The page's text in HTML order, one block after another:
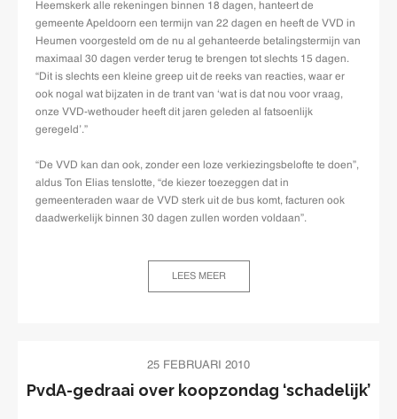
Heemskerk alle rekeningen binnen 18 dagen, hanteert de
gemeente Apeldoorn een termijn van 22 dagen en heeft de VVD in
Heumen voorgesteld om de nu al gehanteerde betalingstermijn van
maximaal 30 dagen verder terug te brengen tot slechts 15 dagen.
“Dit is slechts een kleine greep uit de reeks van reacties, waar er
ook nogal wat bijzaten in de trant van ‘wat is dat nou voor vraag,
onze VVD-wethouder heeft dit jaren geleden al fatsoenlijk
geregeld’.”
“De VVD kan dan ook, zonder een loze verkiezingsbelofte te doen”,
aldus Ton Elias tenslotte, “de kiezer toezeggen dat in
gemeenteraden waar de VVD sterk uit de bus komt, facturen ook
daadwerkelijk binnen 30 dagen zullen worden voldaan”.
LEES MEER
25 FEBRUARI 2010
PvdA-gedraai over koopzondag ‘schadelijk’